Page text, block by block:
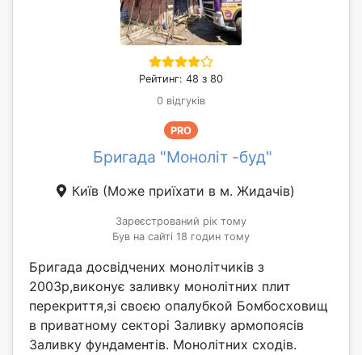
Рейтинг: 48 з 80
0 відгуків
PRO
Бригада "Моноліт -буд"
Київ (Може приїхати в м. Жидачів)
Зареєстрований рік тому
Був на сайті 18 годин тому
Бригада досвідчених монолітчиків з
2003р,виконує заливку монолітних плит
перекриття,зі своєю опалубкой Бомбосховищ
в приватному секторі Заливку армопоясів
Заливку фундаментів. Монолітних сходів.